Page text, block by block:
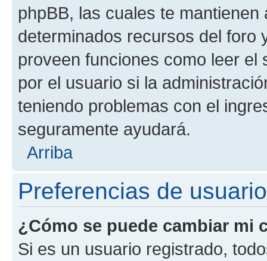
phpBB, las cuales te
determinados recursos del foro
proveen funciones como leer el
por el usuario si la
teniendo problemas con el
seguramente ayudará.
Arriba
Preferencias de
¿Cómo se puede cambiar mi
Si es un usuario registrado,